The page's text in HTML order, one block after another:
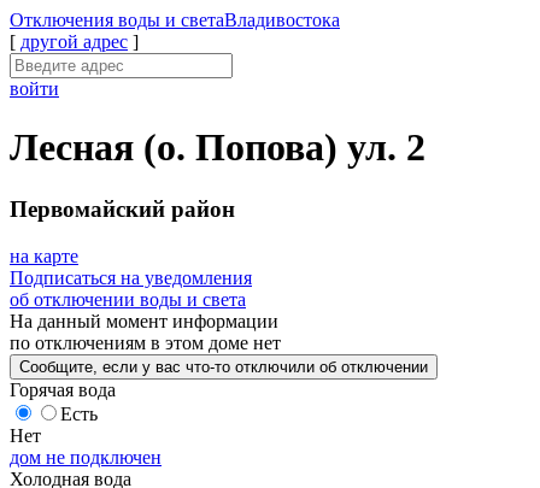
Отключения воды и светаВладивостока
[ другой адрес ]
войти
Лесная (о. Попова) ул. 2
Первомайский район
на карте
Подписаться на уведомления
об отключении воды и света
На данный момент информации
по отключениям в этом доме нет
Сообщите , если у вас что-то отключили об отключении
Горячая вода
Есть
Нет
дом не подключен
Холодная вода